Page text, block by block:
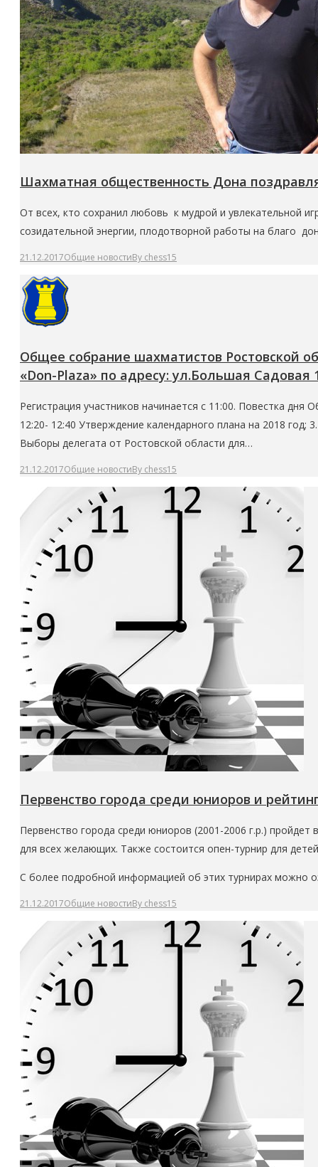
Шахматная общественность Дона
От всех, кто сохранил любовь к мудрой и увлекательной
созидательной энергии, плодотворной работы на благо
21.12.2017Общие новостиBy chess15
Общее собрание шахматистов Ростовской
«Don-Plaza» по адресу: ул.Большая
Регистрация участников начинается с 11:00. Повестка
12:20- 12:40 Утверждение календарного плана на 2018
Выборы делегата от Ростовской области для…
21.12.2017Общие новостиBy chess15
Первенство города среди юниоров и
Первенство города среди юниоров (2001-2006 г.р.)
для всех желающих. Также состоится опен-турнир для
С более подробной информацией об этих турнирах можно
21.12.2017Общие новостиBy chess15